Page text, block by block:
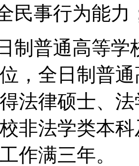
民事行为能力
制普通高等
，全日制普
法律硕士、
非法学类本
作满三年。